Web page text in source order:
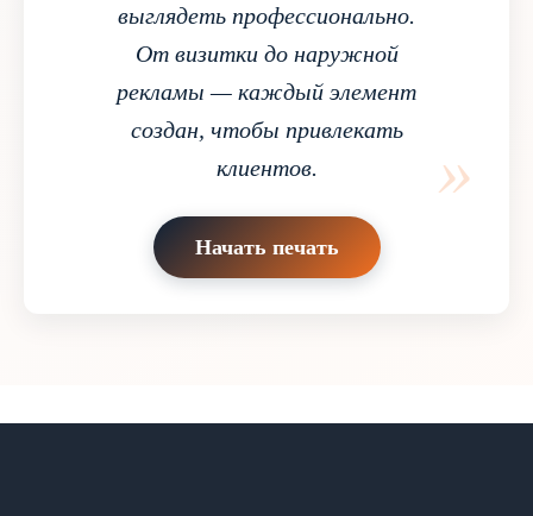
выглядеть профессионально.
От визитки до наружной
рекламы — каждый элемент
создан, чтобы привлекать
клиентов.
»
Начать печать